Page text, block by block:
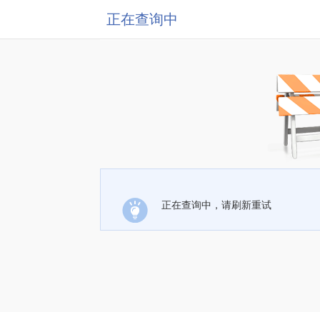
正在查询中
正在查询中，请刷新重试